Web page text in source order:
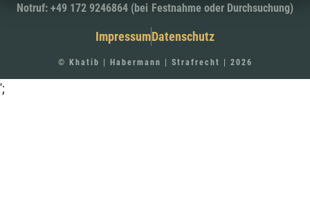
Notruf: +49 172 9246864 (bei Festnahme oder Durchsuchung)
ImpressumDatenschutz
© Khatib | Habermann | Strafrecht | 2026
';